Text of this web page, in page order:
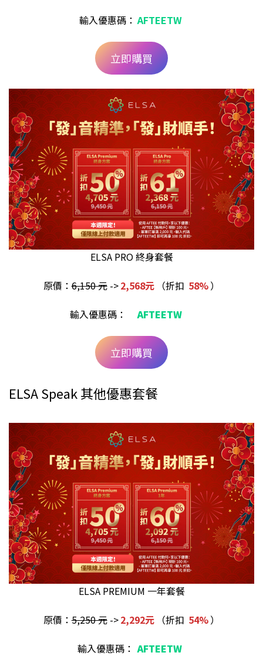
輸入優惠碼： AFTEETW
立即購買
ELSA PRO 終身套餐
原價：6,150 元->2,568元 （折扣 58%）
輸入優惠碼： AFTEETW
立即購買
ELSA Speak 其他優惠套餐
ELSA PREMIUM 一年套餐
原價：5,250 元->2,292元 （折扣 54%）
輸入優惠碼： AFTEETW